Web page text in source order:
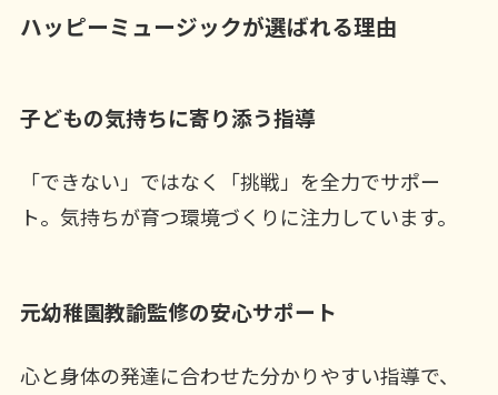
ハッピーミュージックが選ばれる理由
子どもの気持ちに寄り添う指導
「できない」ではなく「挑戦」を全力でサポー
ト。気持ちが育つ環境づくりに注力しています。
元幼稚園教諭監修の安心サポート
心と身体の発達に合わせた分かりやすい指導で、